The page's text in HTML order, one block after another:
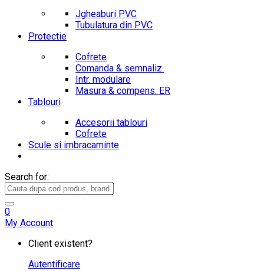
Jgheaburi PVC
Tubulatura din PVC
Protectie
Cofrete
Comanda & semnaliz.
Intr. modulare
Masura & compens. ER
Tablouri
Accesorii tablouri
Cofrete
Scule si imbracaminte
Search for:
0
My Account
Client existent?
Autentificare